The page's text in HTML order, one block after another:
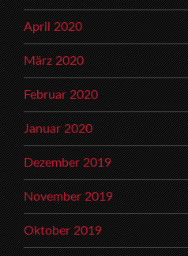
April 2020
März 2020
Februar 2020
Januar 2020
Dezember 2019
November 2019
Oktober 2019